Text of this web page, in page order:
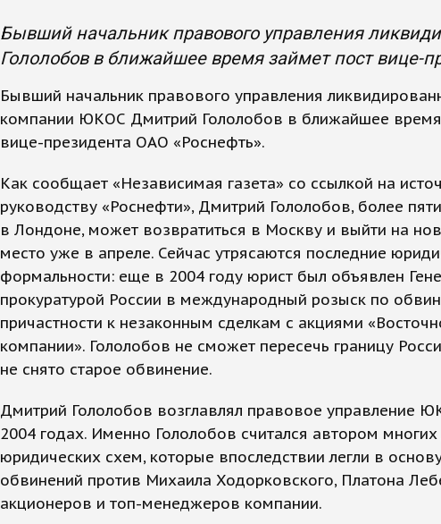
Бывший начальник правового управления
Гололобов в ближайшее время займет пост вице-
Бывший начальник правового управления
компании ЮКОС Дмитрий Гололобов в ближайшее время
вице-президента ОАО «Роснефть».
Как сообщает «Независимая газета» со ссылкой на
руководству «Роснефти», Дмитрий Гололобов, более
в Лондоне, может возвратиться в Москву и выйти на
место уже в апреле. Сейчас утрясаются последние
формальности: еще в 2004 году юрист был объявлен
прокуратурой России в международный розыск по
причастности к незаконным сделкам с акциями
компании». Гололобов не сможет пересечь границу
не снято старое обвинение.
Дмитрий Гололобов возглавлял правовое управление
2004 годах. Именно Гололобов считался автором
юридических схем, которые впоследствии легли в
обвинений против Михаила Ходорковского, Платона
акционеров и топ-менеджеров компании.